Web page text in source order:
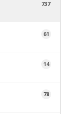
737
61
14
78